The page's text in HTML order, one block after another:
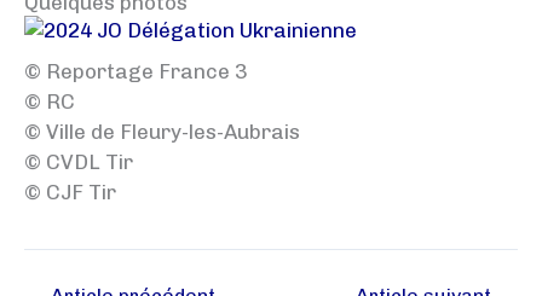
© Reportage France 3
© RC
© Ville de Fleury-les-Aubrais
© CVDL Tir
© CJF Tir